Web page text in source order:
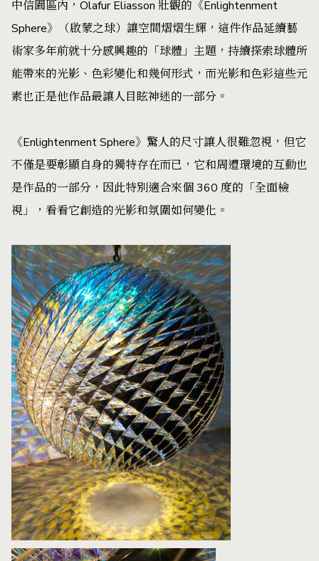
中信園區內，Olafur Eliasson 壯觀的《Enlightenment
Sphere》（啟蒙之球）讓空間熠熠生輝，這件作品延續藝
術家多年前就十分感興趣的「球體」主題，持續探索球體所
能帶來的光影、色彩變化和幾何形式，而光影和色彩這些元
素也正是他作品最讓人目眩神迷的一部分。
《Enlightenment Sphere》驚人的尺寸讓人很難忽視，但它
不僅是要彰顯自身的獨特存在而已，它和周遭環境的互動也
是作品的一部分，因此特別適合來個 360 度的「全面檢
視」，看看它創造的光影和氛圍如何變化。